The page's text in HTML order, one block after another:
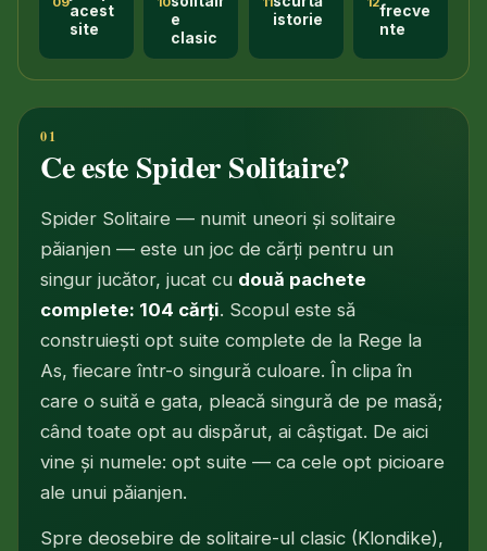
acest
site
e
clasic
istorie
frecve
nte
Ce este Spider Solitaire?
Spider Solitaire — numit uneori și solitaire
păianjen — este un joc de cărți pentru un
singur jucător, jucat cu două pachete
complete: 104 cărți. Scopul este să
construiești opt suite complete de la Rege la
As, fiecare într-o singură culoare. În clipa în
care o suită e gata, pleacă singură de pe masă;
când toate opt au dispărut, ai câștigat. De aici
vine și numele: opt suite — ca cele opt picioare
ale unui păianjen.
Spre deosebire de solitaire-ul clasic (Klondike),